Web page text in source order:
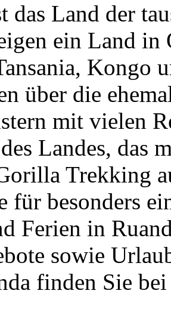
das Land der
ein Land
Kongo
über die
mit vielen
Landes, das
Trekking
für besonders
Ferien in
sowie
finden Sie